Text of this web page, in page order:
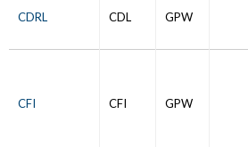
CDRL CDL GPW
CFI CFI GPW